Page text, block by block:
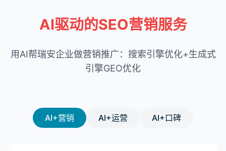
AI驱动的SEO营销服务
用AI帮瑞安企业做营销推广：搜索引擎优化+生成式
引擎GEO优化
AI+营销 AI+运营 AI+口碑